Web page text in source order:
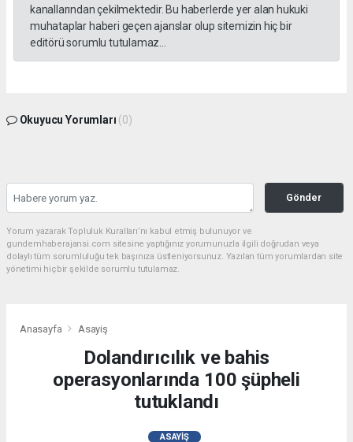
kanallarından çekilmektedir. Bu haberlerde yer alan hukuki
muhataplar haberi geçen ajanslar olup sitemizin hiç bir
editörü sorumlu tutulamaz...
Okuyucu Yorumları (0)
Gönder
Yorum yazarak Topluluk Kuralları’nı kabul etmiş bulunuyor ve
gundemhaberajansi.com sitesine yaptığınız yorumunuzla ilgili doğrudan veya
dolaylı tüm sorumluluğu tek başınıza üstleniyorsunuz. Yazılan tüm yorumlardan site
yönetimi hiçbir şekilde sorumlu tutulamaz.
Anasayfa Asayiş
Dolandırıcılık ve bahis
operasyonlarında 100 şüpheli
tutuklandı
ASAYIŞ